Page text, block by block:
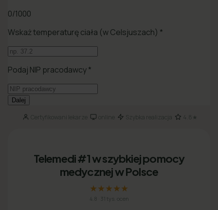
Certyfikowani lekarze· online· Szybka realizacja 4.8★
Telemedi #1 w szybkiej pomocy
medycznej w Polsce
★★★★★
4.8 31 tys. ocen